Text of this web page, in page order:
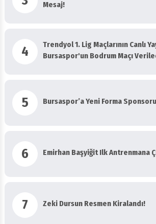
Mesaj!
4
Trendyol 1. Lig Maçlarının Canlı
Bursaspor'un Bodrum Maçı
5 Bursaspor’a Yeni Forma
6 Emirhan Başyiğit Ilk Antrenmana
7 Zeki Dursun Resmen Kiralandı!